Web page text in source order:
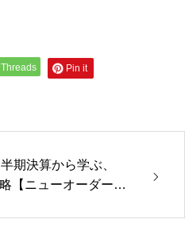
Threads Pin it
期決算から学ぶ、
【ニューオーダー視